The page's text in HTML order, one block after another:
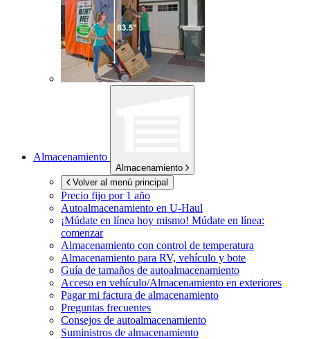
Almacenamiento
Almacenamiento
Volver al menú principal
Precio fijo por 1 año
Autoalmacenamiento en U-Haul
¡Múdate en línea hoy mismo! Múdate en línea:
comenzar
Almacenamiento con control de temperatura
Almacenamiento para RV, vehículo y bote
Guía de tamaños de autoalmacenamiento
Acceso en vehículo/Almacenamiento en exteriores
Pagar mi factura de almacenamiento
Preguntas frecuentes
Consejos de autoalmacenamiento
Suministros de almacenamiento